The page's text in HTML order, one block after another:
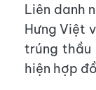
Liên danh
Hưng Việt
trúng thầu
hiện hợp